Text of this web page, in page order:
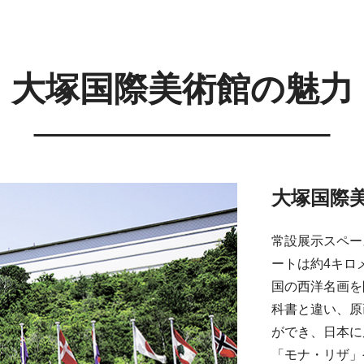
大塚国際美術館の魅力
大塚国際
常設展示スペ
ートは約4キロ
国の西洋名画
科書と違い、
ができ、日本
「モナ・リザ